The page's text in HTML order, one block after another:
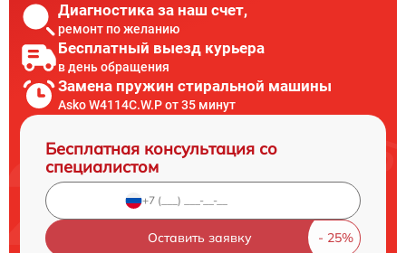
Диагностика за наш счет,
ремонт по желанию
Бесплатный выезд курьера
в день обращения
Замена пружин стиральной машины
Asko W4114C.W.P от 35 минут
Бесплатная консультация со
специалистом
Оставить заявку